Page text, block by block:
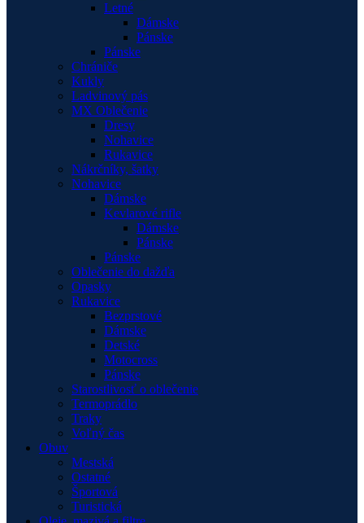
Letné
Dámske
Pánske
Pánske
Chrániče
Kukly
Ladvinový pás
MX Oblečenie
Dresy
Nohavice
Rukavice
Nákrčníky, šatky
Nohavice
Dámske
Kevlarové rifle
Dámske
Pánske
Pánske
Oblečenie do dažďa
Opasky
Rukavice
Bezprstové
Dámske
Detské
Motocross
Pánske
Starostlivosť o oblečenie
Termoprádlo
Traky
Voľný čas
Obuv
Mestská
Ostatné
Športová
Turistická